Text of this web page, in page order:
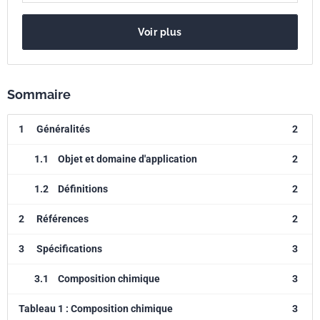
Voir plus
Sommaire
1 Généralités 2
1.1 Objet et domaine d'application 2
1.2 Définitions 2
2 Références 2
3 Spécifications 3
3.1 Composition chimique 3
Tableau 1 : Composition chimique 3